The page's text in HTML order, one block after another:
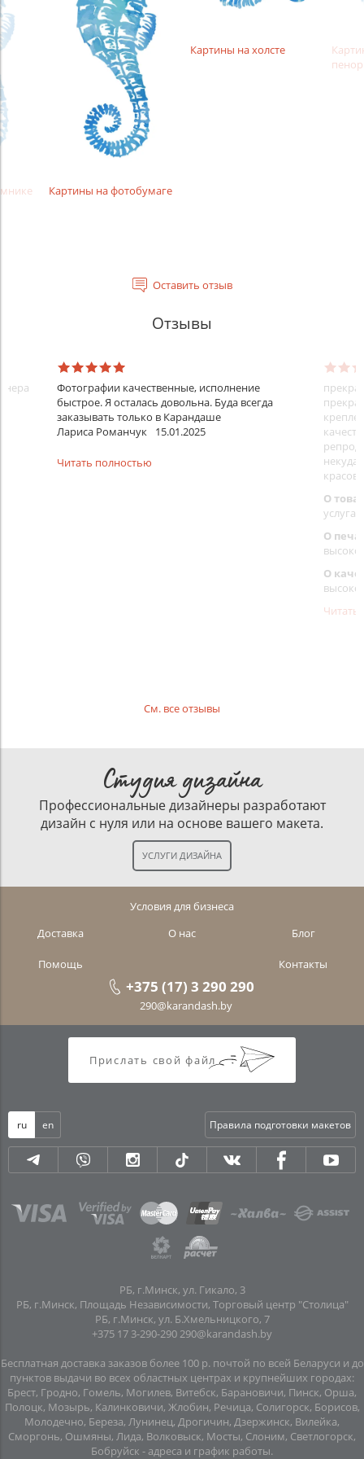
Картины на фотобумаге
Картины на холсте
Оставить отзыв
Отзывы
Фотографии качественные, исполнение
быстрое. Я осталась довольна. Буда всегда
заказывать только в Карандаше
Лариса Романчук
15.01.2025
Читать полностью
О
услуга
О
О
Читать
См. все отзывы
Студия дизайна
Профессиональные дизайнеры разработают
дизайн с нуля или на основе вашего макета.
Условия для бизнеса
Доставка
О нас Блог
Помощь Контакты
+375 (17) 3 290 290
290@karandash.by
Прислать свой файл
ru en Правила подготовки макетов
РБ, г.Минск, ул. Гикало, 3
РБ, г.Минск, Площадь Независимости, Торговый центр "Столица"
РБ, г.Минск, ул. Б.Хмельницкого, 7
+375 17 3-290-290 290@karandash.by
Бесплатная доставка заказов более 100 р. почтой по всей Беларуси и до
пунктов выдачи во всех областных центрах и крупнейших городах:
Брест, Гродно, Гомель, Могилев, Витебск, Барановичи, Пинск, Орша,
Полоцк, Мозырь, Калинковичи, Жлобин, Речица, Солигорск, Борисов,
Молодечно, Береза, Лунинец, Дрогичин, Дзержинск, Вилейка,
Сморгонь, Ошмяны, Лида, Волковыск, Мосты, Слоним, Светлогорск,
Бобруйск - адреса и график работы.